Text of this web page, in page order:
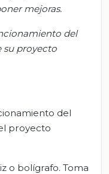
mejoras.
del
su proyecto
del
proyecto
o bolígrafo. Toma